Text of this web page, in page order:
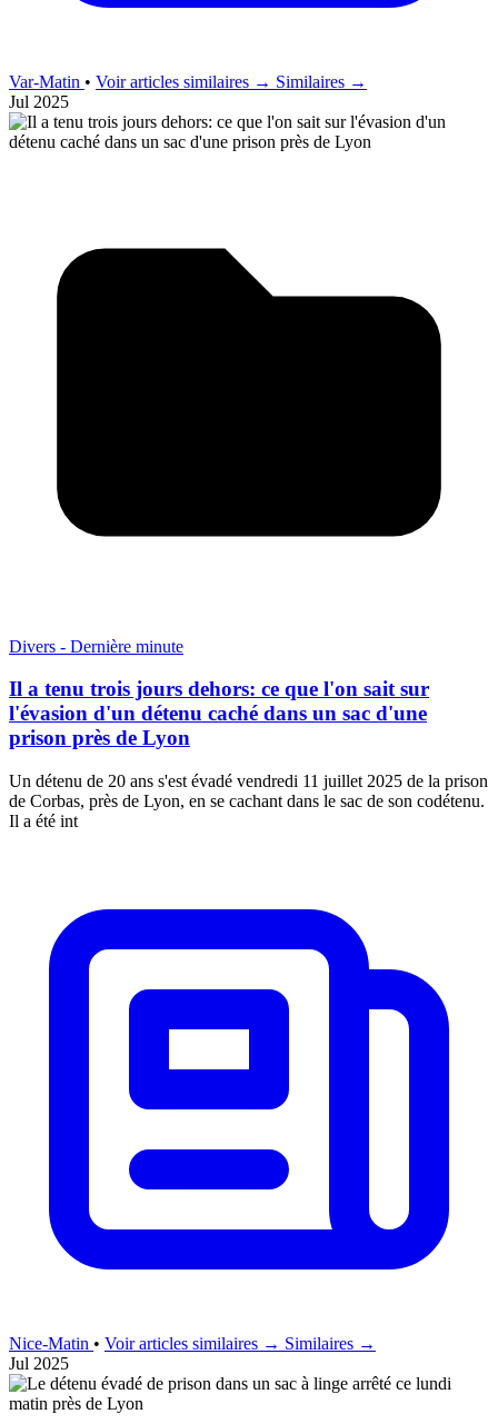
Var-Matin • Voir articles similaires → Similaires →
Jul 2025
Divers - Dernière minute
Il a tenu trois jours dehors: ce que l'on sait sur
l'évasion d'un détenu caché dans un sac d'une
prison près de Lyon
Un détenu de 20 ans s'est évadé vendredi 11 juillet 2025 de la prison
de Corbas, près de Lyon, en se cachant dans le sac de son codétenu.
Il a été int
Nice-Matin • Voir articles similaires → Similaires →
Jul 2025